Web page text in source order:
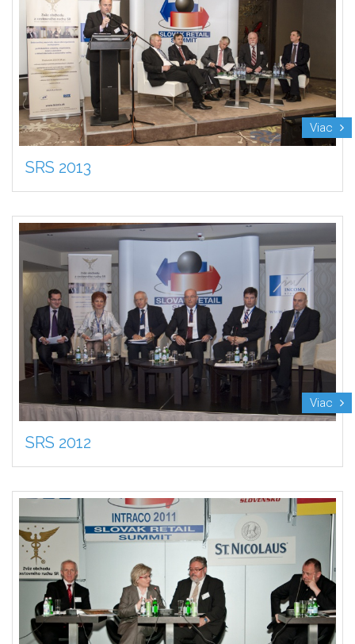
Viac
SRS 2013
Viac
SRS 2012